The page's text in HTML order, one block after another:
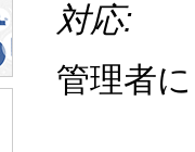
対応:
管理者